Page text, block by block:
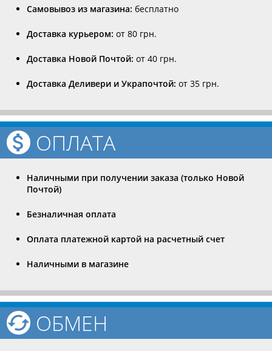
Самовывоз из магазина: бесплатно
Доставка курьером: от 80 грн.
Доставка Новой Почтой: от 40 грн.
Доставка Деливери и Украпочтой: от 35 грн.
ОПЛАТА
Наличными при получении заказа (только Новой
Почтой)
Безналичная оплата
Оплата платежной картой на расчетный счет
Наличными в магазине
ОБМЕН